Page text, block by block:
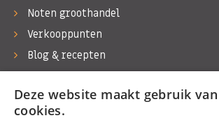
Noten groothandel
Verkooppunten
Blog & recepten
Werken bij Bas Boer Noten
Contact
Deze website maakt gebruik van
cookies.